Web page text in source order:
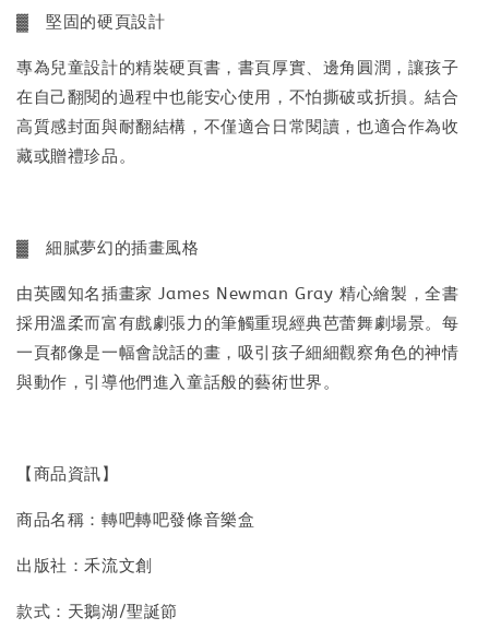
▓ 堅固的硬頁設計
專為兒童設計的精裝硬頁書，書頁厚實、邊角圓潤，讓孩子
在自己翻閱的過程中也能安心使用，不怕撕破或折損。結合
高質感封面與耐翻結構，不僅適合日常閱讀，也適合作為收
藏或贈禮珍品。
▓ 細膩夢幻的插畫風格
由英國知名插畫家 James Newman Gray 精心繪製，全書
採用溫柔而富有戲劇張力的筆觸重現經典芭蕾舞劇場景。每
一頁都像是一幅會說話的畫，吸引孩子細細觀察角色的神情
與動作，引導他們進入童話般的藝術世界。
【商品資訊】
商品名稱：轉吧轉吧發條音樂盒
出版社：禾流文創
款式：天鵝湖/聖誕節